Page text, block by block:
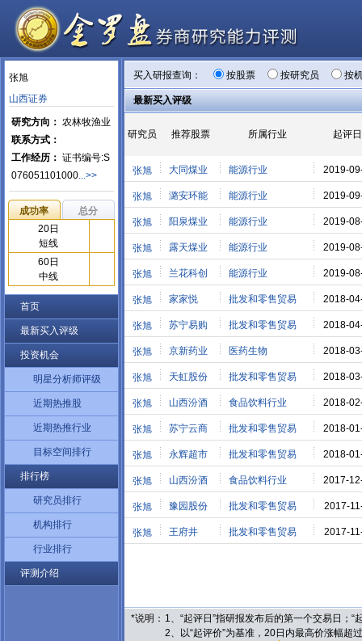
张旭
山西证券
研究方向： 农林牧渔业
联系方式：
工作经历： 证书编号:S
076051101000...>>
成功率
总分
20日
短线
60日
中线
首页
最新买入评级
投资机会
明星分析师评级
近期热推股
近期热推行业
目标空间排行
排行榜
研究员排行
机构排行
行业排行
评测介绍
买入研报查询： 按股票 按研究员 按
最新买入评级
研究员 推荐股票 所属行业 起评
张旭 大同煤业 能源行业 2019-
张旭 潞安环能 能源行业 2019-
张旭 阳泉煤业 能源行业 2019-
张旭 露天煤业 能源行业 2019-
张旭 兰花科创 能源行业 2019-
张旭 家家悦 批发和零售贸易 2018-
张旭 苏宁易购 批发和零售贸易 2018-
张旭 京新药业 医药生物 2018-
张旭 天虹股份 批发和零售贸易 2018-
张旭 山西汾酒 食品饮料行业 2018-
张旭 苏宁云商 批发和零售贸易 2018-
张旭 永辉超市 批发和零售贸易 2018-
张旭 山西汾酒 食品饮料行业 2017-
张旭 豫园股份 批发和零售贸易 2017-
张旭 王府井 批发和零售贸易 2017-
*说明： 1、“起评日”指研报发布后的第一个交易日；
2、以“起评价”为基准，20日内最高价涨幅